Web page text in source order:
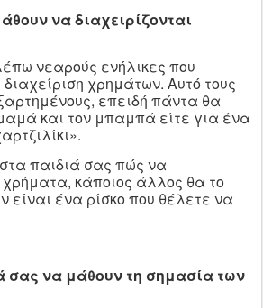
να διαχειρίζονται
νεαρούς ενήλικες που
χρημάτων. Αυτό τους
επειδή πάντα θα
και τον μπαμπά είτε για ένα
παιδιά σας πώς να
χρήματα, κάποιος άλλος θα το
είναι ένα ρίσκο που θέλετε να
σας να μάθουν τη σημασία των